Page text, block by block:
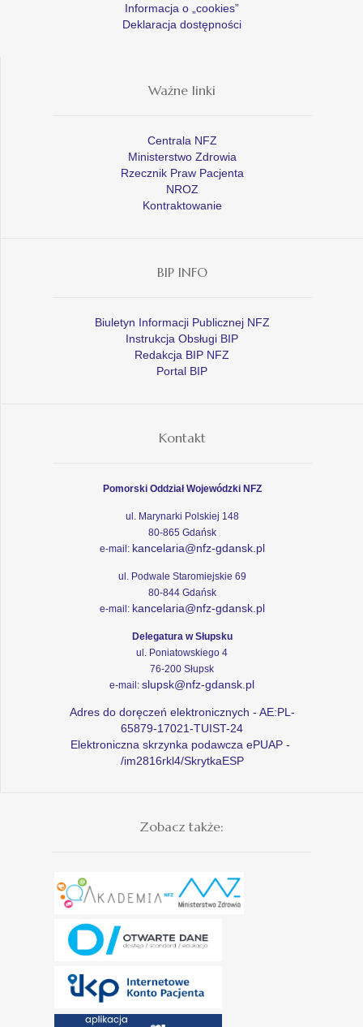
Informacja o „cookies”
Deklaracja dostępności
Ważne linki
Centrala NFZ
Ministerstwo Zdrowia
Rzecznik Praw Pacjenta
NROZ
Kontraktowanie
BIP INFO
Biuletyn Informacji Publicznej NFZ
Instrukcja Obsługi BIP
Redakcja BIP NFZ
Portal BIP
Kontakt
Pomorski Oddział Wojewódzki NFZ
ul. Marynarki Polskiej 148
80-865 Gdańsk
e-mail: kancelaria@nfz-gdansk.pl
ul. Podwale Staromiejskie 69
80-844 Gdańsk
e-mail: kancelaria@nfz-gdansk.pl
Delegatura w Słupsku
ul. Poniatowskiego 4
76-200 Słupsk
e-mail: slupsk@nfz-gdansk.pl
Adres do doręczeń elektronicznych - AE:PL-
65879-17021-TUIST-24
Elektroniczna skrzynka podawcza ePUAP -
/im2816rkl4/SkrytkaESP
Zobacz także: